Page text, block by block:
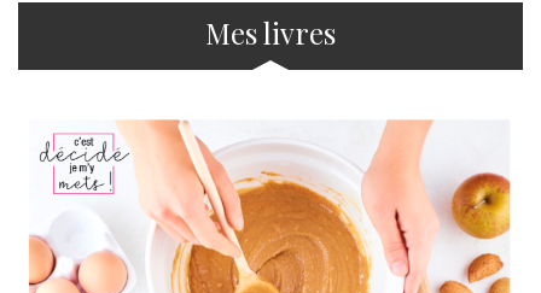
Mes livres